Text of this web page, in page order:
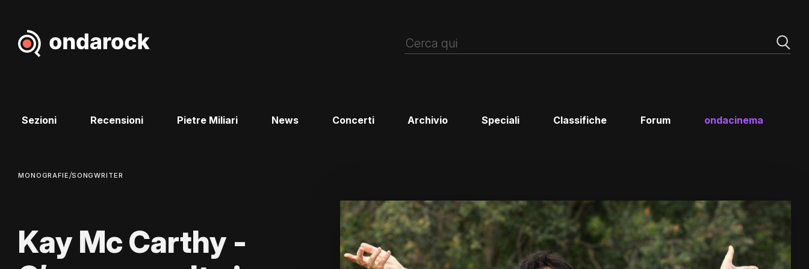
Sezioni Recensioni Pietre Miliari News Concerti Archivio Speciali Classifiche Forum ondacinema
MONOGRAFIE/SONGWRITER
Kay Mc Carthy -